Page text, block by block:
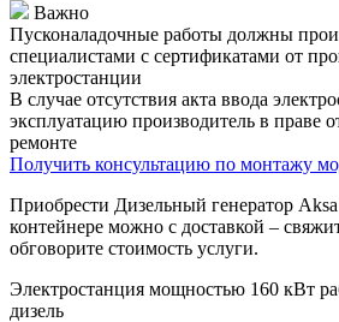
Важно
Пусконаладочные работы должны
специалистами с сертификатами от
электростанции
В случае отсутствия акта ввода
эксплуатацию производитель в праве
ремонте
Получить консультацию по монтажу
Приобрести Дизельный генератор
контейнере можно с доставкой –
обговорите стоимость услуги.
Электростанция мощностью 160 кВт
дизель